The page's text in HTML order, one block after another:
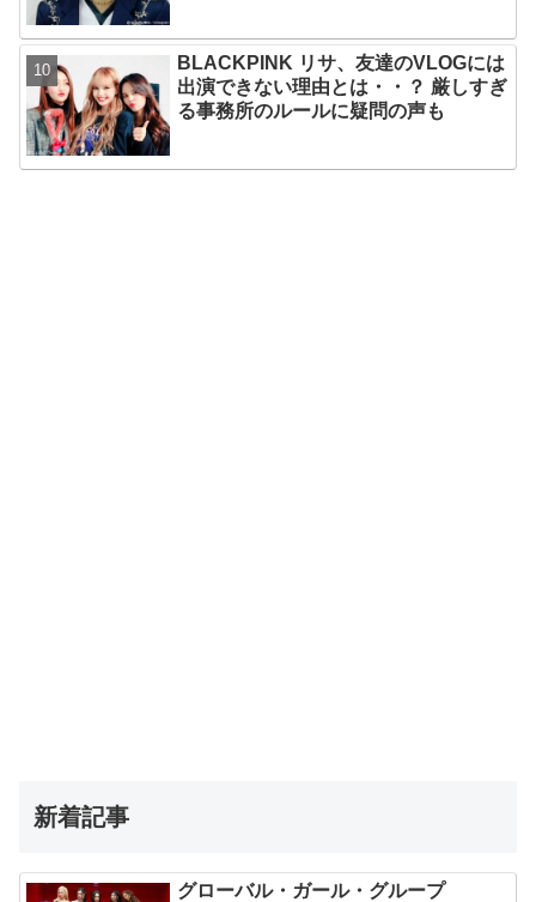
BLACKPINK リサ、友達のVLOGには
出演できない理由とは・・？ 厳しすぎ
る事務所のルールに疑問の声も
新着記事
グローバル・ガール・グループ